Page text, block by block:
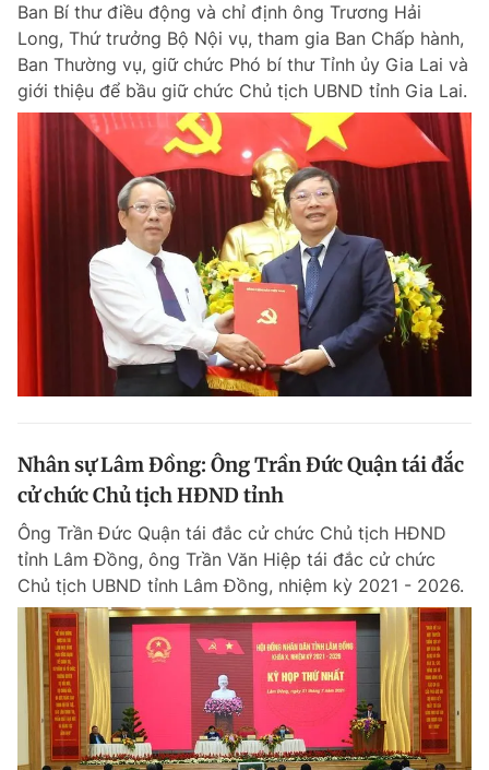
Ban Bí thư điều động và chỉ định ông Trương Hải
Long, Thứ trưởng Bộ Nội vụ, tham gia Ban Chấp hành,
Ban Thường vụ, giữ chức Phó bí thư Tỉnh ủy Gia Lai và
giới thiệu để bầu giữ chức Chủ tịch UBND tỉnh Gia Lai.
Nhân sự Lâm Đồng: Ông Trần Đức Quận tái đắc
cử chức Chủ tịch HĐND tỉnh
Ông Trần Đức Quận tái đắc cử chức Chủ tịch HĐND
tỉnh Lâm Đồng, ông Trần Văn Hiệp tái đắc cử chức
Chủ tịch UBND tỉnh Lâm Đồng, nhiệm kỳ 2021 - 2026.